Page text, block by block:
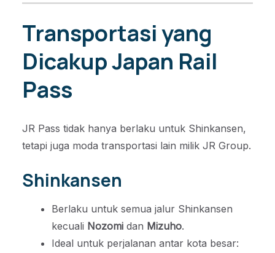
Transportasi yang
Dicakup Japan Rail
Pass
JR Pass tidak hanya berlaku untuk Shinkansen,
tetapi juga moda transportasi lain milik JR Group.
Shinkansen
Berlaku untuk semua jalur Shinkansen
kecuali Nozomi dan Mizuho.
Ideal untuk perjalanan antar kota besar: